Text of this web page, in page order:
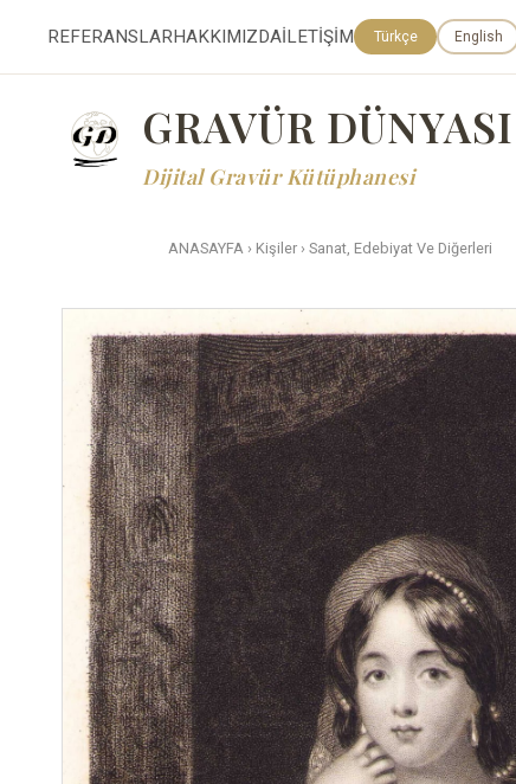
REFERANSLARHAKKIMIZDAİLETİŞİM Türkçe English
GRAVÜR DÜNYASI
Dijital Gravür Kütüphanesi
ANASAYFA › Kişiler › Sanat, Edebiyat Ve Diğerleri